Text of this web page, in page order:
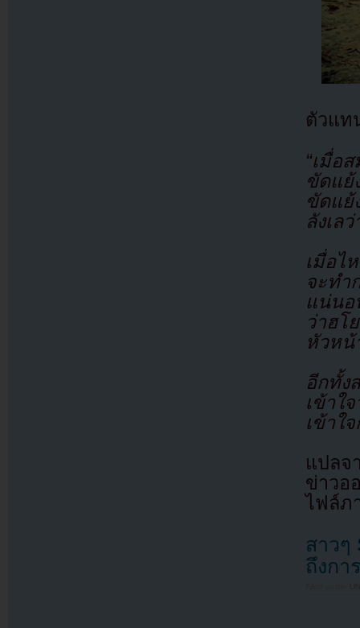
ตัวแท
“เมื่อ
ขัดแย้
ขัดแย้
ลังเล
เมื่อไ
จะทำ
แน่นอ
ว่าฮโ
หัวหน้
อีกทั้ง
เข้าใ
เข้าใ
แปลจ
ข่าวอ
ไฟล์ภ
สาวๆ
ถึงกา